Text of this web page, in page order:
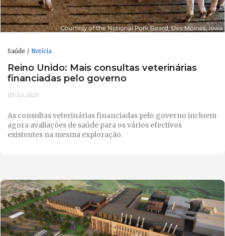
Saúde Notícia
Reino Unido: Mais consultas veterinárias
financiadas pelo governo
03-Jul-2025
As consultas veterinárias financiadas pelo governo incluem
agora avaliações de saúde para os vários efectivos
existentes na mesma exploração.